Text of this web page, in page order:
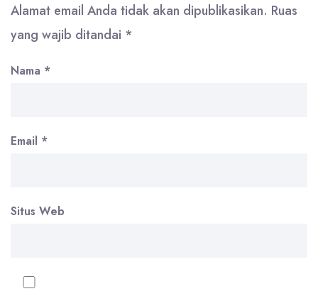
Alamat email Anda tidak akan dipublikasikan. Ruas
yang wajib ditandai *
Nama *
Email *
Situs Web